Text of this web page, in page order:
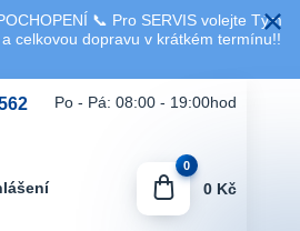
📞 Pro SERVIS volejte Tým
celkovou dopravu v krátkém termínu!!
Po - Pá: 08:00 - 19:00hod
0
0 Kč